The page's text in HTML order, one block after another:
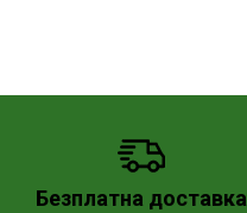
Безплатна доставка